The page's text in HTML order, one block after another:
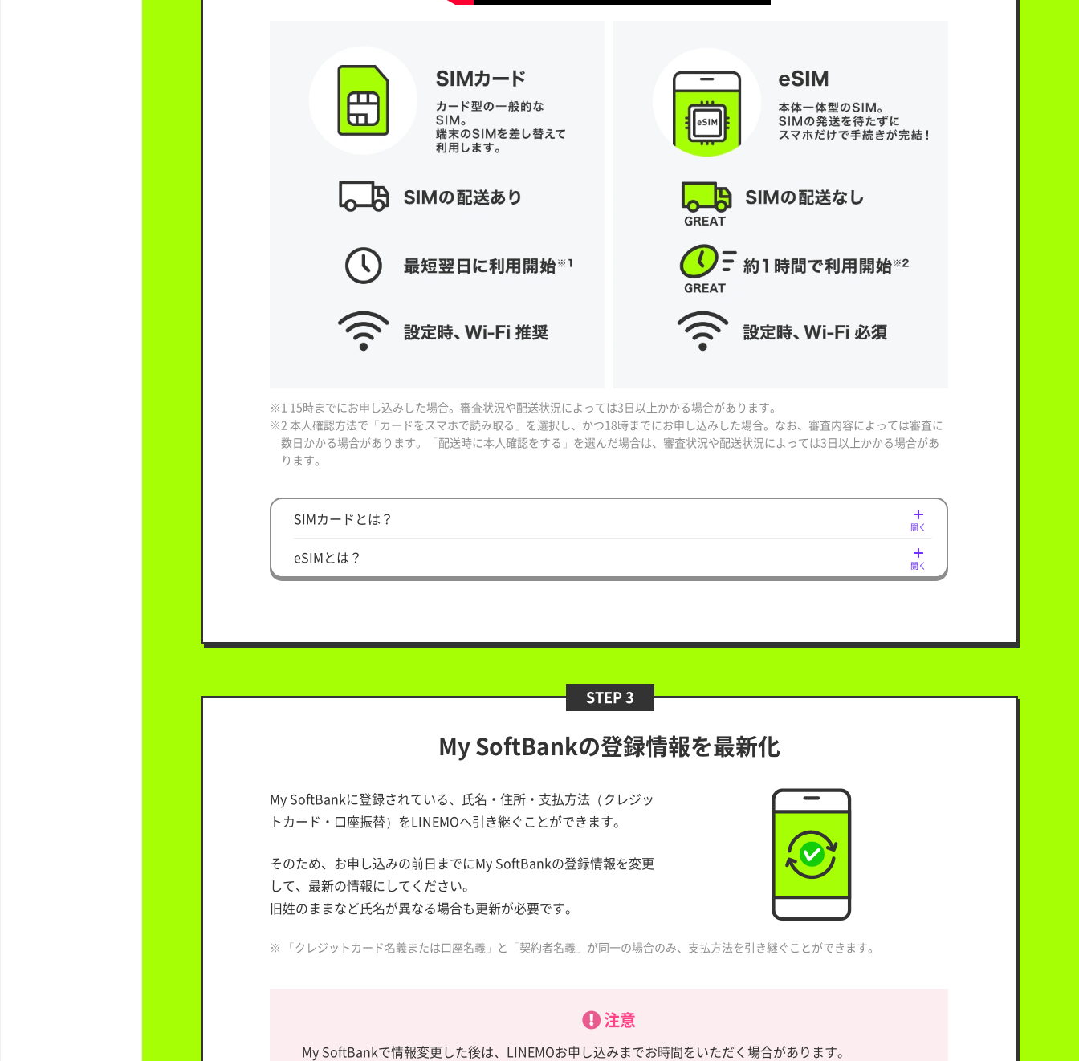
※1 15時までにお申し込みした場合。審査状況や配送状況によっては3日以上かかる場合があります。
※2 本人確認方法で「カードをスマホで読み取る」を選択し、かつ18時までにお申し込みした場合。なお、審査内容によっては審査に
数日かかる場合があります。「配送時に本人確認をする」を選んだ場合は、審査状況や配送状況によっては3日以上かかる場合があ
ります。
SIMカードとは？ 開く
eSIMとは？ 開く
STEP 3
My SoftBankの登録情報を最新化
My SoftBankに登録されている、氏名・住所・支払方法（クレジッ
トカード・口座振替）をLINEMOへ引き継ぐことができます。
そのため、お申し込みの前日までにMy SoftBankの登録情報を変更
して、最新の情報にしてください。
旧姓のままなど氏名が異なる場合も更新が必要です。
※ 「クレジットカード名義または口座名義」と「契約者名義」が同一の場合のみ、支払方法を引き継ぐことができます。
注意
My SoftBankで情報変更した後は、LINEMOお申し込みまでお時間をいただく場合があります。